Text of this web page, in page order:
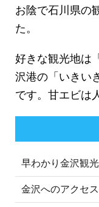
お陰で石川県の
た。
好きな観光地は
沢港の「いきい
です。甘エビは
早わかり金沢観
金沢へのアクセ